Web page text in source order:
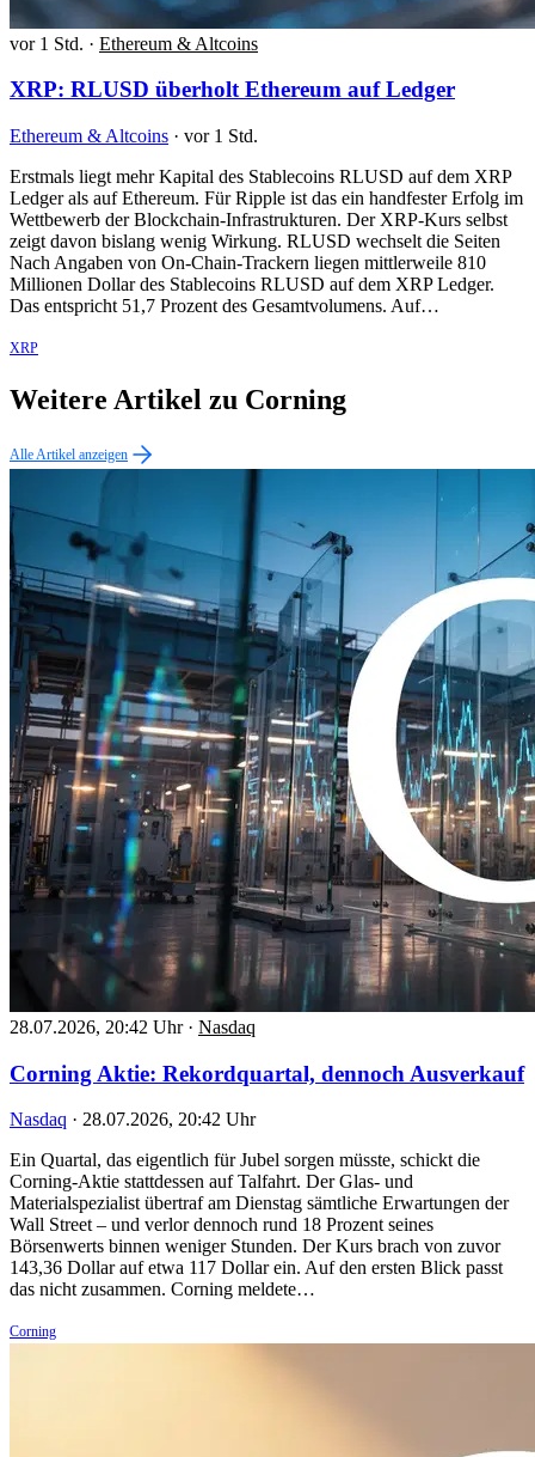
vor 1 Std. · Ethereum & Altcoins
XRP: RLUSD überholt Ethereum auf Ledger
Ethereum & Altcoins · vor 1 Std.
Erstmals liegt mehr Kapital des Stablecoins RLUSD auf dem XRP
Ledger als auf Ethereum. Für Ripple ist das ein handfester Erfolg im
Wettbewerb der Blockchain-Infrastrukturen. Der XRP-Kurs selbst
zeigt davon bislang wenig Wirkung. RLUSD wechselt die Seiten
Nach Angaben von On-Chain-Trackern liegen mittlerweile 810
Millionen Dollar des Stablecoins RLUSD auf dem XRP Ledger.
Das entspricht 51,7 Prozent des Gesamtvolumens. Auf…
XRP
Weitere Artikel zu Corning
Alle Artikel anzeigen
28.07.2026, 20:42 Uhr · Nasdaq
Corning Aktie: Rekordquartal, dennoch Ausverkauf
Nasdaq · 28.07.2026, 20:42 Uhr
Ein Quartal, das eigentlich für Jubel sorgen müsste, schickt die
Corning-Aktie stattdessen auf Talfahrt. Der Glas- und
Materialspezialist übertraf am Dienstag sämtliche Erwartungen der
Wall Street – und verlor dennoch rund 18 Prozent seines
Börsenwerts binnen weniger Stunden. Der Kurs brach von zuvor
143,36 Dollar auf etwa 117 Dollar ein. Auf den ersten Blick passt
das nicht zusammen. Corning meldete…
Corning